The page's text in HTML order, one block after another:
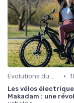
Évolutions du marché du vélo électrique •
Les vélos
Makadam : une